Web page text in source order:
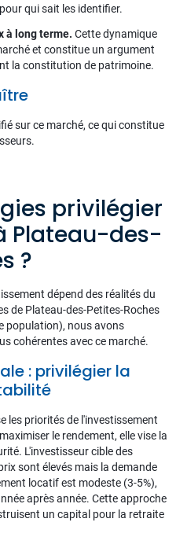
qui sait les identifier.
à long terme. Cette dynamique
et constitue un argument
la constitution de patrimoine.
sur ce marché, ce qui constitue
privilégier
Plateau-des-
?
dépend des réalités du
de Plateau-des-Petites-Roches
population), nous avons
cohérentes avec ce marché.
: privilégier la
les priorités de l'investissement
le rendement, elle vise la
L'investisseur cible des
sont élevés mais la demande
locatif est modeste (3-5%),
après année. Cette approche
un capital pour la retraite